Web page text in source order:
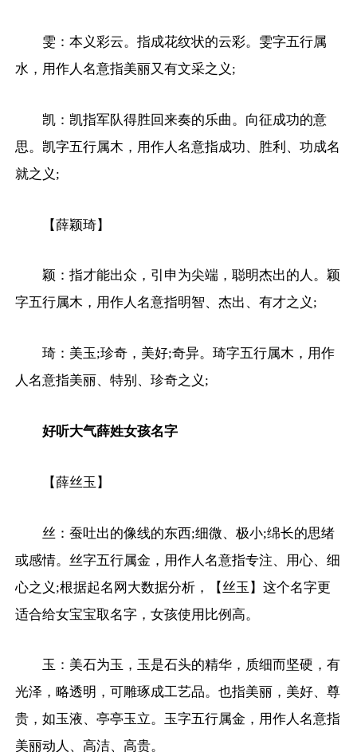
雯：本义彩云。指成花纹状的云彩。雯字五行属
水，用作人名意指美丽又有文采之义;
凯：凯指军队得胜回来奏的乐曲。向征成功的意
思。凯字五行属木，用作人名意指成功、胜利、功成名
就之义;
【薛颖琦】
颖：指才能出众，引申为尖端，聪明杰出的人。颖
字五行属木，用作人名意指明智、杰出、有才之义;
琦：美玉;珍奇，美好;奇异。琦字五行属木，用作
人名意指美丽、特别、珍奇之义;
好听大气薛姓女孩名字
【薛丝玉】
丝：蚕吐出的像线的东西;细微、极小;绵长的思绪
或感情。丝字五行属金，用作人名意指专注、用心、细
心之义;根据起名网大数据分析，【丝玉】这个名字更
适合给女宝宝取名字，女孩使用比例高。
玉：美石为玉，玉是石头的精华，质细而坚硬，有
光泽，略透明，可雕琢成工艺品。也指美丽，美好、尊
贵，如玉液、亭亭玉立。玉字五行属金，用作人名意指
美丽动人、高洁、高贵。